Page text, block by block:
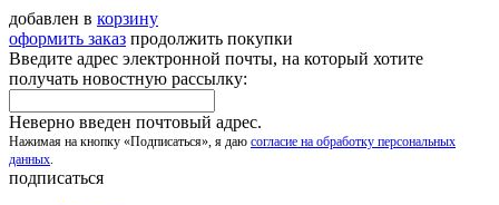
добавлен в корзину
оформить заказ продолжить покупки
Введите адрес электронной почты, на который хотите
получать новостную рассылку:
Неверно введен почтовый адрес.
Нажимая на кнопку «Подписаться», я даю согласие на обработку персональных
данных.
подписаться